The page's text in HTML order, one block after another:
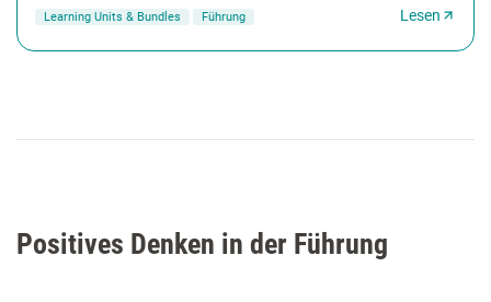
Learning Units & Bundles Führung Lesen
Positives Denken in der Führung